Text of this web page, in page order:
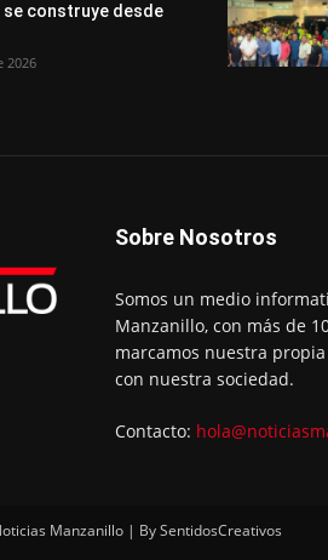
se construye desde
2026
Sobre Nosotros
Somos un medio
Manzanillo, con más de
marcamos nuestra
con nuestra sociedad.
Contacto:
Manzanillo | By SentidosCreativos